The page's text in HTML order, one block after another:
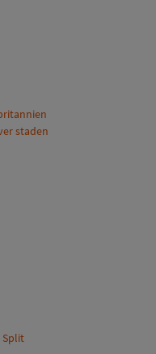
staden
Split